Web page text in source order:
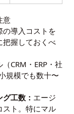
意
導入コストを
把握しておくべ
CRM・ERP・社
規模でも数十〜
工数： エージ
スト。特にマル